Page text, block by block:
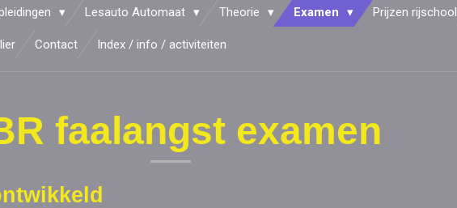
Lesauto Automaat Theorie Examen Prijzen rijschool
Contact Index / info / activiteiten
faalangst examen